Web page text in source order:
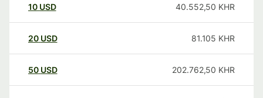
10 USD 40.552,50 KHR
20 USD 81.105 KHR
50 USD 202.762,50 KHR